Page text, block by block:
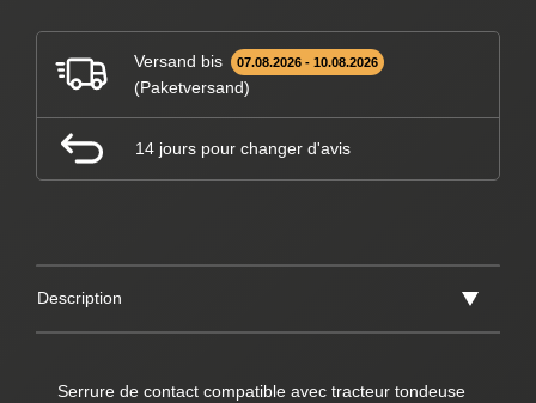
Versand bis 07.08.2026 - 10.08.2026
(Paketversand)
14 jours pour changer d'avis
Description
Serrure de contact compatible avec tracteur tondeuse